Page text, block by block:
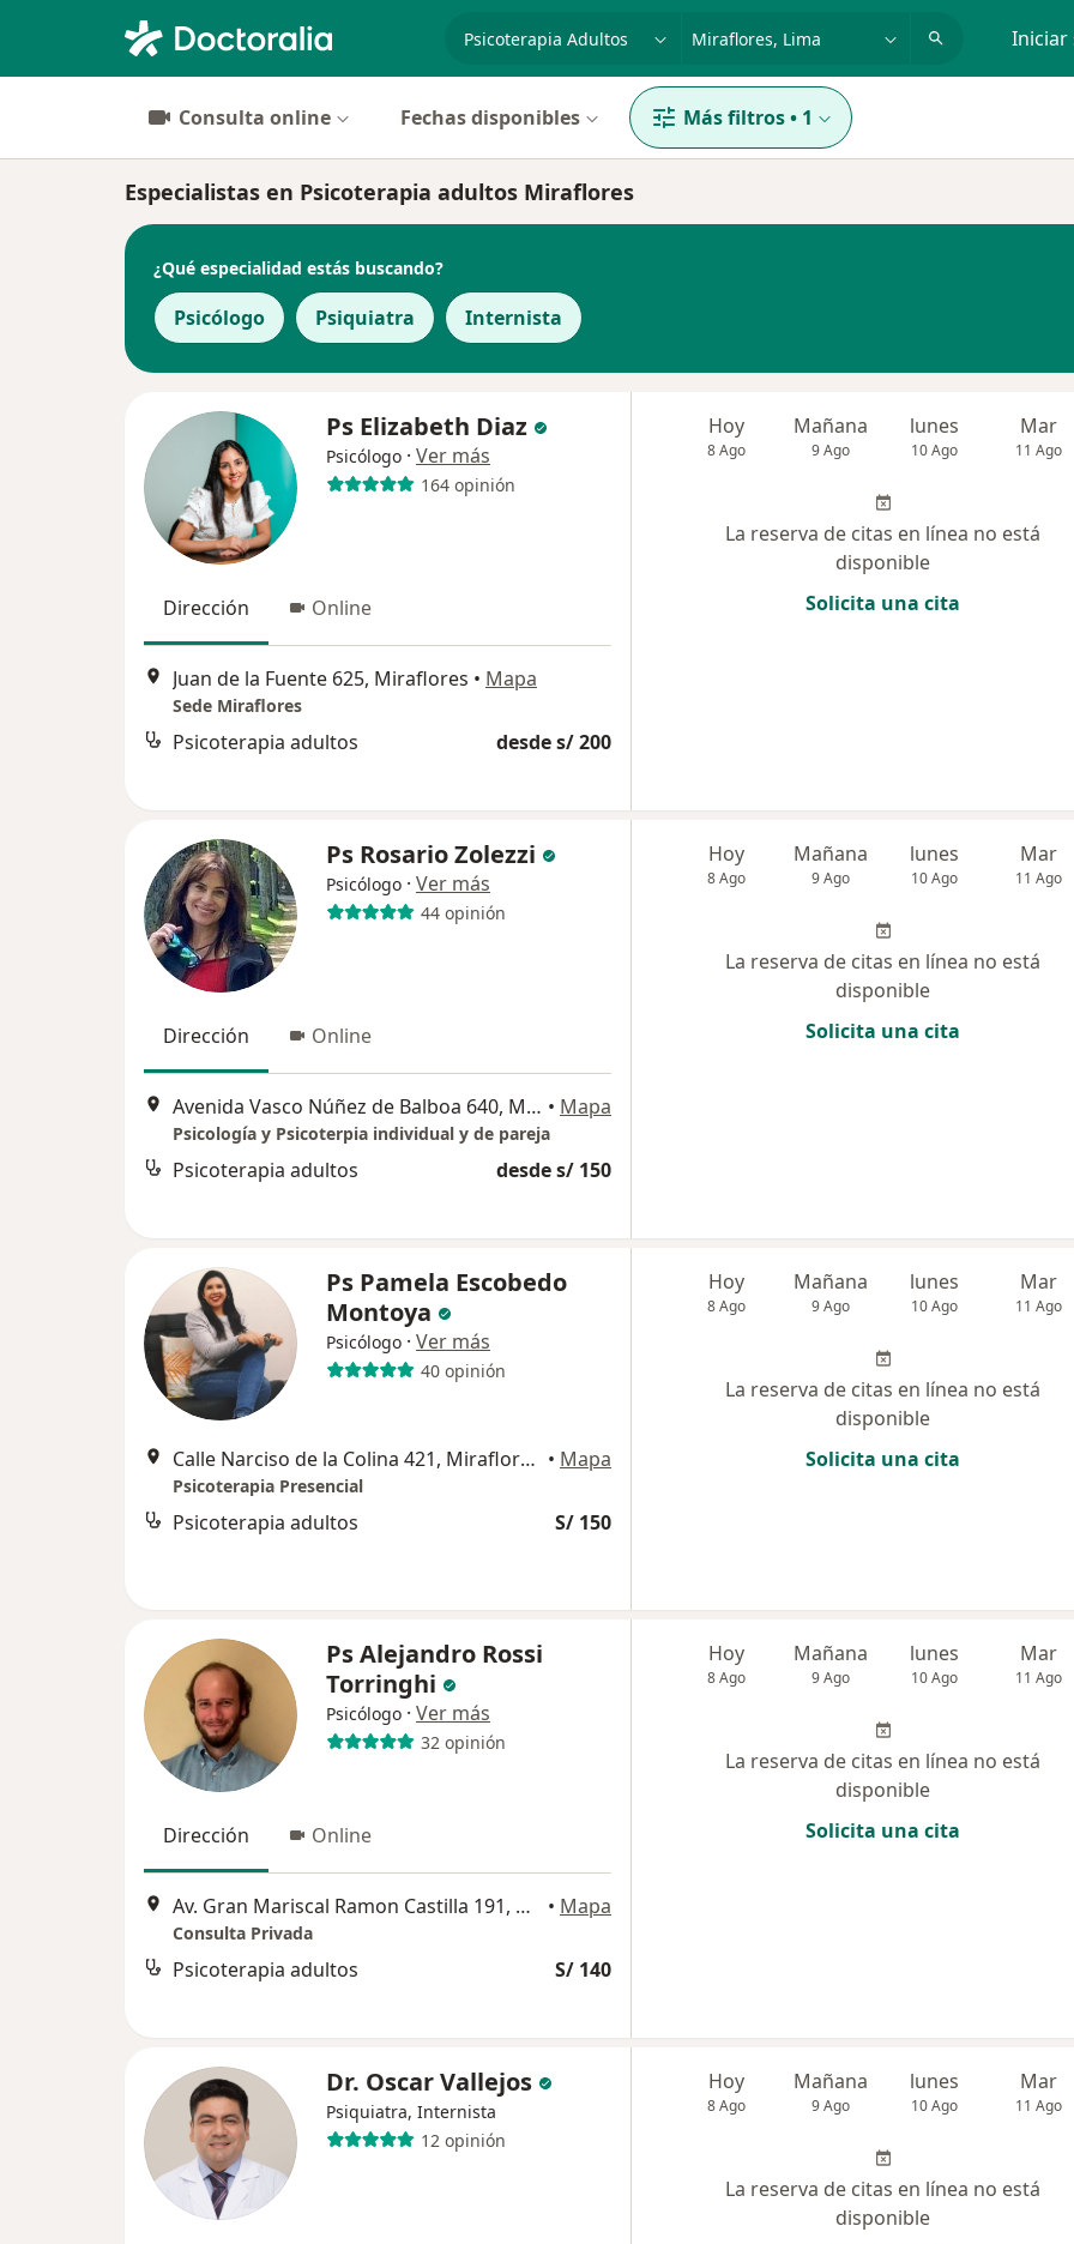
Iniciar
Consulta online Fechas disponibles Más filtros• 1
Especialistas en Psicoterapia adultos Miraflores
¿Qué especialidad estás buscando?
Psicólogo Psiquiatra Internista
Ps Elizabeth Diaz
Psicólogo · Ver más
164 opinión
Dirección Online
Juan de la Fuente 625, Miraflores • Mapa
Sede Miraflores
Psicoterapia adultos desde s/ 200
Hoy
8 Ago
Mañana
9 Ago
lunes
10 Ago
Mar
11 Ago
La reserva de citas en línea no está
disponible
Solicita una cita
Ps Rosario Zolezzi
Psicólogo · Ver más
44 opinión
Dirección Online
Avenida Vasco Núñez de Balboa 640, Miraflores • Mapa
Psicología y Psicoterpia individual y de pareja
Psicoterapia adultos desde s/ 150
Hoy
8 Ago
Mañana
9 Ago
lunes
10 Ago
Mar
11 Ago
La reserva de citas en línea no está
disponible
Solicita una cita
Ps Pamela Escobedo
Montoya
Psicólogo · Ver más
40 opinión
Calle Narciso de la Colina 421, Miraflores (alt. cdra. 53 Av. Paseo de la República), Miraflores • Mapa
Psicoterapia Presencial
Psicoterapia adultos S/ 150
Hoy
8 Ago
Mañana
9 Ago
lunes
10 Ago
Mar
11 Ago
La reserva de citas en línea no está
disponible
Solicita una cita
Ps Alejandro Rossi
Torringhi
Psicólogo · Ver más
32 opinión
Dirección Online
Av. Gran Mariscal Ramon Castilla 191, Miraflores • Mapa
Consulta Privada
Psicoterapia adultos S/ 140
Hoy
8 Ago
Mañana
9 Ago
lunes
10 Ago
Mar
11 Ago
La reserva de citas en línea no está
disponible
Solicita una cita
Dr. Oscar Vallejos
Psiquiatra, Internista
12 opinión
Hoy
8 Ago
Mañana
9 Ago
lunes
10 Ago
Mar
11 Ago
La reserva de citas en línea no está
disponible